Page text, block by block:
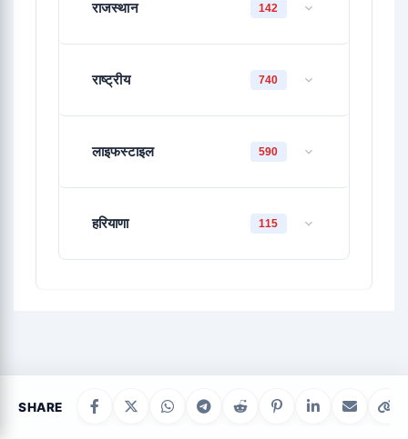
राजस्थान 142
राष्ट्रीय 740
लाइफस्टाइल 590
हरियाणा 115
SHARE